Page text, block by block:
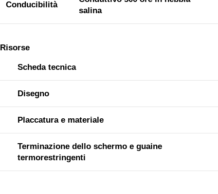
Conducibilità
salina
Risorse
Scheda tecnica
Disegno
Placcatura e materiale
Terminazione dello schermo e guaine
termorestringenti